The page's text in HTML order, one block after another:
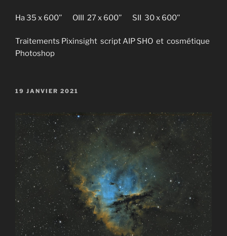
Ha 35 x 600’’ OIII 27 x 600’’ SII 30 x 600’’
Traitements Pixinsight script AIP SHO et cosmétique
Photoshop
PUBLIÉ
19 JANVIER 2021